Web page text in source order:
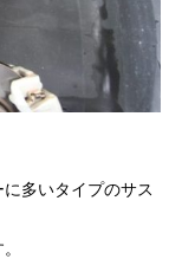
多いタイプのサス